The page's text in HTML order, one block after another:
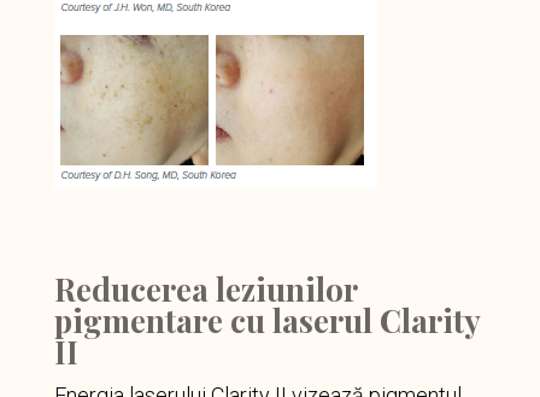
Reducerea leziunilor
pigmentare cu laserul Clarity
II